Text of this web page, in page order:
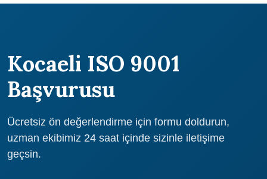
Kocaeli'de ISO 9001 belgesi alma hedefinize kısa sürede ve
maliyet etkin bir şekilde ulaşabilirsiniz. Atidestek, Kocaeli'de yer
alan şirketlere, güvenilir ve etkili bir çözüm ortağı olarak hizmet
Kocaeli ISO 9001
Başvurusu
Ücretsiz ön değerlendirme için formu doldurun,
uzman ekibimiz 24 saat içinde sizinle iletişime
geçsin.